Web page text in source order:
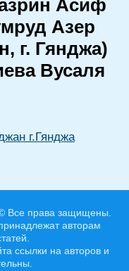
Асиф
Азер
г. Гянджа)
Вусаля
г.Гянджа
Все права защищены.
авторам
ссылки на авторов и